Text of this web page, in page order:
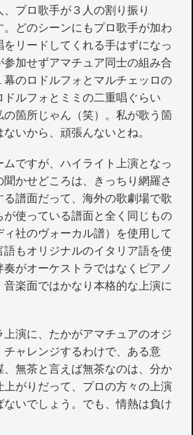
プロ歌手が３人の割り振り
。どのシーンにもプロ歌手が加わ
をリードしてくれる手はずになっ
加せずアマチュア同士の組み合
幕のロドルフォとマルチェッロの
ドルフォとミミの二重唱ぐらい
箇所じゃん（笑）。私が歌う箇
いから、頑張んないとね。
ですが、ハイライト上演となっ
かせどころは、きっちり網羅さ
譜面だって、海外の歌劇場で歌
が使っている譜面と全く同じもの
ィ社のヴォーカル譜）を使用して
もオリジナルのイタリア語を使
がオーケストラではなくピアノ
楽面ではかなり本格的な上演に
演に、たかがアマチュアのオジ
ャレンジするわけで、ある意
無茶と言えば無茶なのは、分か
上がりだって、プロの方々の上演
ないでしょう。でも、情熱は負け